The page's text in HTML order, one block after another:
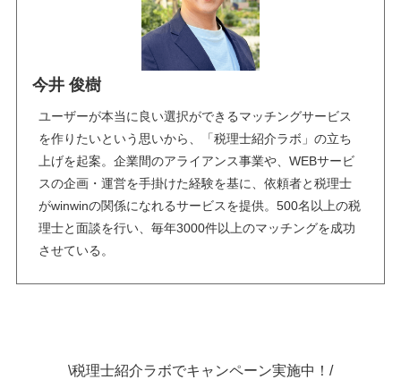
今井 俊樹
ユーザーが本当に良い選択ができるマッチングサービス
を作りたいという思いから、「税理士紹介ラボ」の立ち
上げを起案。企業間のアライアンス事業や、WEBサービ
スの企画・運営を手掛けた経験を基に、依頼者と税理士
がwinwinの関係になれるサービスを提供。500名以上の税
理士と面談を行い、毎年3000件以上のマッチングを成功
させている。
\税理士紹介ラボでキャンペーン実施中！/